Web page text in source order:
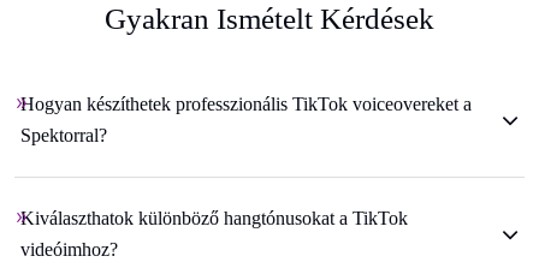
Gyakran Ismételt Kérdések
Hogyan készíthetek professzionális TikTok voiceovereket a
Spektorral?
Kiválaszthatok különböző hangtónusokat a TikTok
videóimhoz?